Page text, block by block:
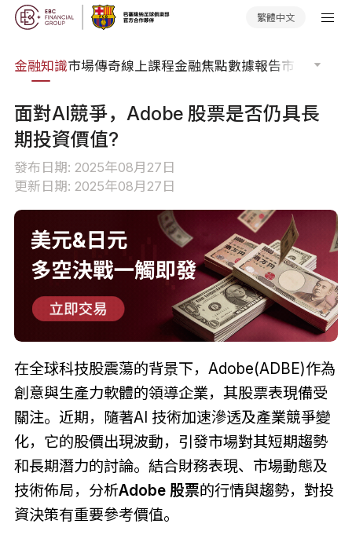
繁體中文
金融知識市場傳奇線上課程金融焦點數據報告市場分析
面對AI競爭，Adobe 股票是否仍具長
期投資價值?
發布日期: 2025年08月27日
更新日期: 2025年08月27日
在全球科技股震蕩的背景下，Adobe(ADBE)作為
創意與生產力軟體的領導企業，其股票表現備受
關注。近期，隨著AI 技術加速滲透及產業競爭變
化，它的股價出現波動，引發市場對其短期趨勢
和長期潛力的討論。結合財務表現、市場動態及
技術佈局，分析Adobe 股票的行情與趨勢，對投
資決策有重要參考價值。